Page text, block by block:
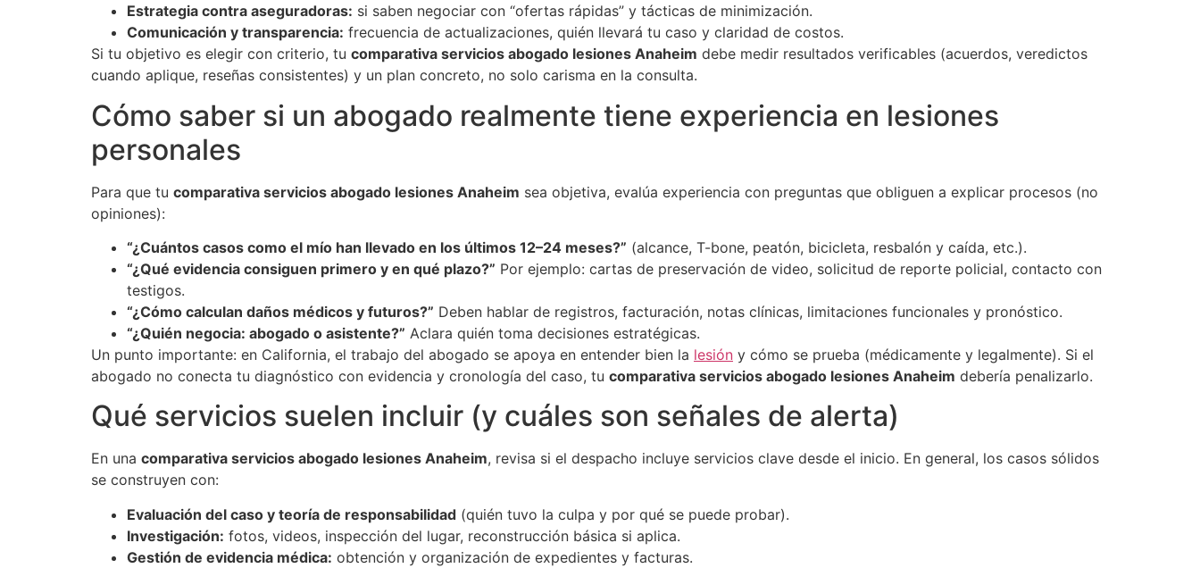
Estrategia contra aseguradoras: si saben negociar con “ofertas rápidas” y tácticas de minimización.
Comunicación y transparencia: frecuencia de actualizaciones, quién llevará tu caso y claridad de costos.
Si tu objetivo es elegir con criterio, tu comparativa servicios abogado lesiones Anaheim debe medir resultados verificables (acuerdos, veredictos
cuando aplique, reseñas consistentes) y un plan concreto, no solo carisma en la consulta.
Cómo saber si un abogado realmente tiene experiencia en lesiones
personales
Para que tu comparativa servicios abogado lesiones Anaheim sea objetiva, evalúa experiencia con preguntas que obliguen a explicar procesos (no
opiniones):
“¿Cuántos casos como el mío han llevado en los últimos 12–24 meses?” (alcance, T-bone, peatón, bicicleta, resbalón y caída, etc.).
“¿Qué evidencia consiguen primero y en qué plazo?” Por ejemplo: cartas de preservación de video, solicitud de reporte policial, contacto con
testigos.
“¿Cómo calculan daños médicos y futuros?” Deben hablar de registros, facturación, notas clínicas, limitaciones funcionales y pronóstico.
“¿Quién negocia: abogado o asistente?” Aclara quién toma decisiones estratégicas.
Un punto importante: en California, el trabajo del abogado se apoya en entender bien la lesión y cómo se prueba (médicamente y legalmente). Si el
abogado no conecta tu diagnóstico con evidencia y cronología del caso, tu comparativa servicios abogado lesiones Anaheim debería penalizarlo.
Qué servicios suelen incluir (y cuáles son señales de alerta)
En una comparativa servicios abogado lesiones Anaheim, revisa si el despacho incluye servicios clave desde el inicio. En general, los casos sólidos
se construyen con:
Evaluación del caso y teoría de responsabilidad (quién tuvo la culpa y por qué se puede probar).
Investigación: fotos, videos, inspección del lugar, reconstrucción básica si aplica.
Gestión de evidencia médica: obtención y organización de expedientes y facturas.